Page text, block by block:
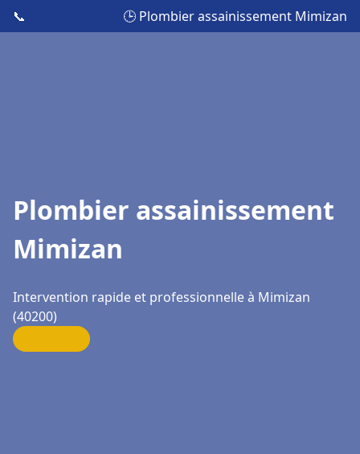
📞 🕒 Plombier assainissement Mimizan
Plombier assainissement
Mimizan
Intervention rapide et professionnelle à Mimizan
(40200)